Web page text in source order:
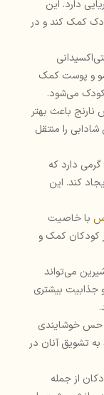
دارد. این
کمک کند و در
و پوست کمک
می‌شود.
باعث بهتر
را منتقل
دارد که
کند. این
با خاصیت
کودکان کمک و
می‌تواند
جذابیت بیشتری
حس خوشایندی
تشویق آنان در
از جمله